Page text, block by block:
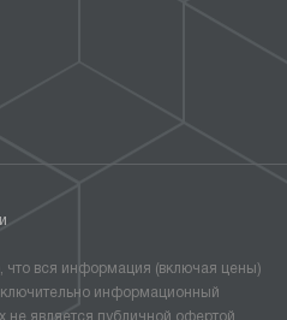
вся информация (включая цены)
информационный
не является публичной офертой,